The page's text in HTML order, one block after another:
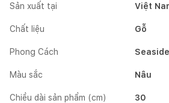
Sản xuất tại Việt
Chất liệu Gỗ
Phong Cách Seaside
Màu sắc Nâu
Chiều dài sản phẩm (cm) 30